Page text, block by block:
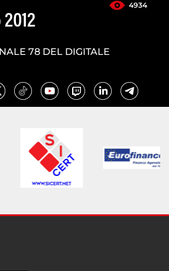
4934
78 DEL DIGITALE